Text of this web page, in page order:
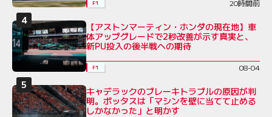
F1 20時間前
【アストンマーティン・ホンダの現在地】車
体アップグレードで2秒改善が示す真実と、
新PU投入の後半戦への期待
F1 08-04
キャデラックのブレーキトラブルの原因が判
明。ボッタスは「マシンを壁に当てて止める
しかなかった」と明かす